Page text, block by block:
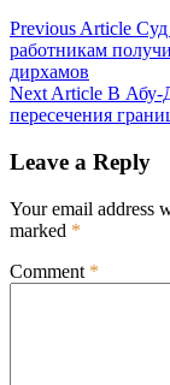
Post
navigation
Previous Article
работникам
дирхамов
Next Article В Абу-
пересечения
Leave a Reply
Your email address
marked *
Comment *